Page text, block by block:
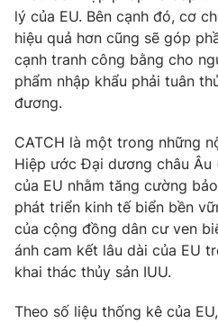
VTV Sức khoẻ
Thị trường 24h
VTV4
VTV9
Liên hệ tòa soạn
THỜI BÁO VTV
lý của EU. Bên cạnh đó, cơ
hiệu quả hơn cũng sẽ góp
cạnh tranh công bằng cho
phẩm nhập khẩu phải tuân
đương.
CATCH là một trong những
Hiệp ước Đại dương châu Âu
của EU nhằm tăng cường
phát triển kinh tế biển bền
của cộng đồng dân cư ven
ánh cam kết lâu dài của EU
khai thác thủy sản IUU.
Theo số liệu thống kê của